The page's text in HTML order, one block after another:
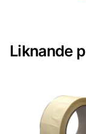
Liknande